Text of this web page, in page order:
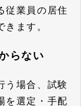
従業員の居住
ます。
らない
う場合、試験
を選定・手配